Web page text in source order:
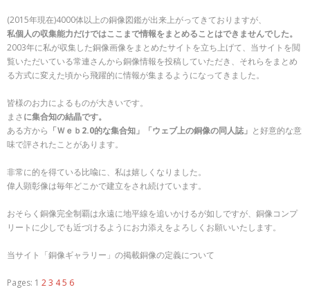
(2015年現在)4000体以上の銅像図鑑が出来上がってきておりますが、
私個人の収集能力だけではここまで情報をまとめることはできませんでした。
2003年に私が収集した銅像画像をまとめたサイトを立ち上げて、当サイトを閲
覧いただいている常連さんから銅像情報を投稿していただき、それらをまとめ
る方式に変えた頃から飛躍的に情報が集まるようになってきました。
皆様のお力によるものが大きいです。
まさに集合知の結晶です。
ある方から 「Ｗｅｂ2.0的な集合知」「ウェブ上の銅像の同人誌」 と好意的な意
味で評されたことがあります。
非常に的を得ている比喩に、私は嬉しくなりました。
偉人顕彰像は毎年どこかで建立をされ続けています。
おそらく銅像完全制覇は永遠に地平線を追いかけるが如しですが、銅像コンプ
リートに少しでも近づけるようにお力添えをよろしくお願いいたします。
当サイト「銅像ギャラリー」の掲載銅像の定義について
Pages: 1 23 45 6